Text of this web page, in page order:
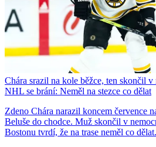
Chára srazil na kole běžce, ten skončil
NHL se brání: Neměl na stezce co dělat
Zdeno Chára narazil koncem července
Beluše do chodce. Muž skončil v
Bostonu tvrdí, že na trase neměl co dělat.